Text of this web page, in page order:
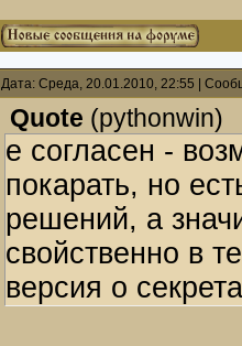
Дата: Среда, 20.01.2010, 22:55 |
Quote (pythonwin)
е согласен -
покарать, но
решений, а
свойственно в
версия о